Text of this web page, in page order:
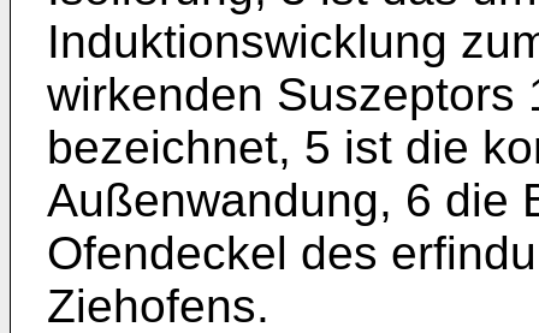
Induktionswicklung
wirkenden Suszeptors
bezeichnet, 5 ist die
Außenwandung, 6 die
Ofendeckel des
Ziehofens.